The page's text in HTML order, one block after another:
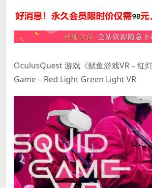
OculusQuest 游戏《鱿鱼游戏VR – 红
Game – Red Light Green Light VR